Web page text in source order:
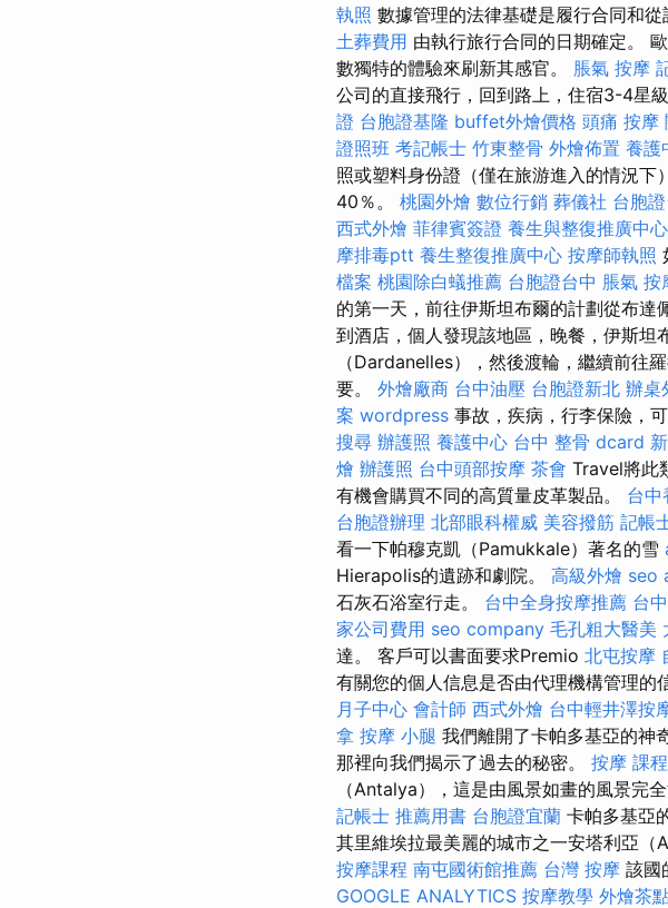
執照 數據管理的法律基礎是履行合同和從
土葬費用 由執行旅行合同的日期確定。
數獨特的體驗來刷新其感官。 脹氣 按摩
公司的直接飛行，回到路上，住宿3-4星
證 台胞證基隆 buffet外燴價格 頭痛 按摩
證照班 考記帳士 竹東整骨 外燴佈置 養護
照或塑料身份證（僅在旅游進入的情況
40％。 桃園外燴 數位行銷 葬儀社 台胞
西式外燴 菲律賓簽證 養生與整復推廣中心
摩排毒ptt 養生整復推廣中心 按摩師執照
檔案 桃園除白蟻推薦 台胞證台中 脹氣 按
的第一天，前往伊斯坦布爾的計劃從布達
到酒店，個人發現該地區，晚餐，伊斯坦
（Dardanelles），然後渡輪，繼續前往
要。 外燴廠商 台中油壓 台胞證新北 辦桌
案 wordpress 事故，疾病，行李保險，
搜尋 辦護照 養護中心 台中 整骨 dcard
燴 辦護照 台中頭部按摩 茶會 Travel將此
有機會購買不同的高質量皮革製品。 台中
台胞證辦理 北部眼科權威 美容撥筋 記帳
看一下帕穆克凱（Pamukkale）著名的雪
Hierapolis的遺跡和劇院。 高級外燴 seo
石灰石浴室行走。 台中全身按摩推薦 台
家公司費用 seo company 毛孔粗大醫美
達。 客戶可以書面要求Premio 北屯按摩
有關您的個人信息是否由代理機構管理的
月子中心 會計師 西式外燴 台中輕井澤按
拿 按摩 小腿 我們離開了卡帕多基亞的神
那裡向我們揭示了過去的秘密。 按摩 課程
（Antalya），這是由風景如畫的風景完
記帳士 推薦用書 台胞證宜蘭 卡帕多基亞
其里維埃拉最美麗的城市之一安塔利亞（
按摩課程 南屯國術館推薦 台灣 按摩 該國
GOOGLE ANALYTICS 按摩教學 外燴茶